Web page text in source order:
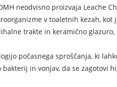
neodvisno proizvaja Leache
v toaletnih kezah, kot
trakte in keramično
počasnega sproščanja, ki
in vonjav, da se zagotovi